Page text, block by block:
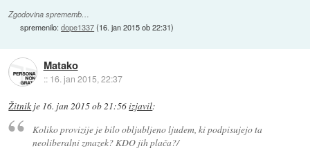
Zgodovina sprememb…
spremenilo:dope1337(16. jan 2015 ob 22:31)
Matako
:: 16. jan 2015, 22:37
Žitnik je 16. jan 2015 ob 21:56izjavil:
Koliko provizije je bilo obljubljeno ljudem, ki podpisujejo ta
neoliberalni zmazek? KDO jih plača?/